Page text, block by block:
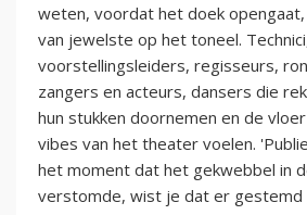
weten, voordat het doek
van jewelste op het toneel.
voorstellingsleiders, regisseurs,
zangers en acteurs, dansers die
hun stukken doornemen en de
vibes van het theater voelen.
het moment dat het gekwebbel in
verstomde, wist je dat er gestemd